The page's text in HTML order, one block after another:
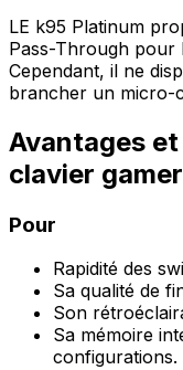
LE k95 Platinum
Pass-Through pour
Cependant, il ne
brancher un micro-
Avantages
clavier
Pour
Rapidité des
Sa qualité de
Son
Sa mémoire
configurations.